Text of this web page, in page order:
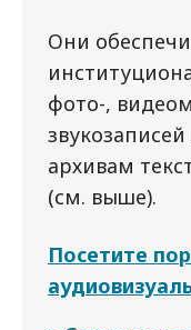
Они
фото-,
архивам
(см. выше).
Посетите